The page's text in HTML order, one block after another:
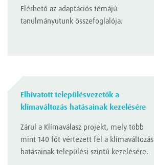
Elérhető az adaptációs témájú
tanulmányutunk összefoglalója.
Elhivatott településvezetők a
klímaváltozás hatásainak kezelésére
Zárul a Klímaválasz projekt, mely több
mint 140 főt vértezett fel a klímaváltozás
hatásainak települési szintű kezelésére.